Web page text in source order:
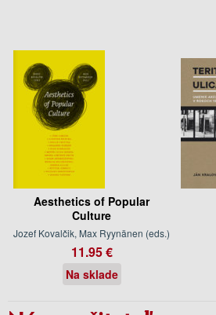
Aesthetics of Popular
Culture
Jozef Kovalčik, Max Ryynänen (eds.)
11.95 €
Na sklade